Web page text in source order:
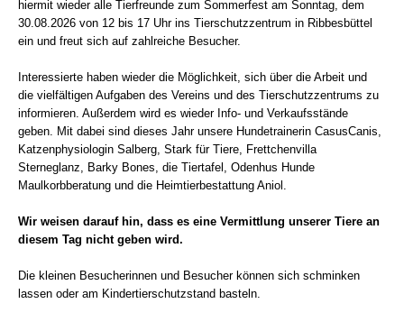
hiermit wieder alle Tierfreunde zum Sommerfest am Sonntag, dem
30.08.2026 von 12 bis 17 Uhr ins Tierschutzzentrum in Ribbesbüttel
ein und freut sich auf zahlreiche Besucher.
Interessierte haben wieder die Möglichkeit, sich über die Arbeit und
die vielfältigen Aufgaben des Vereins und des Tierschutzzentrums zu
informieren. Außerdem wird es wieder Info- und Verkaufsstände
geben. Mit dabei sind dieses Jahr unsere Hundetrainerin CasusCanis,
Katzenphysiologin Salberg, Stark für Tiere, Frettchenvilla
Sterneglanz, Barky Bones, die Tiertafel, Odenhus Hunde
Maulkorbberatung und die Heimtierbestattung Aniol.
Wir weisen darauf hin, dass es eine Vermittlung unserer Tiere an
diesem Tag nicht geben wird.
Die kleinen Besucherinnen und Besucher können sich schminken
lassen oder am Kindertierschutzstand basteln.